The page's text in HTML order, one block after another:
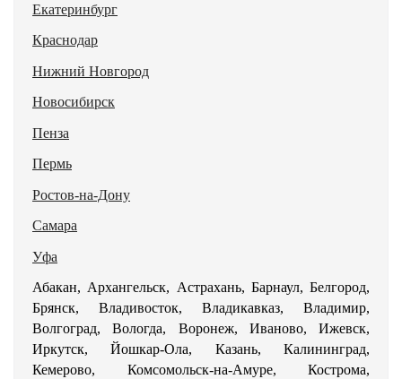
Екатеринбург
Краснодар
Нижний Новгород
Новосибирск
Пенза
Пермь
Ростов-на-Дону
Самара
Уфа
Абакан, Архангельск, Астрахань, Барнаул, Белгород,
Брянск, Владивосток, Владикавказ, Владимир,
Волгоград, Вологда, Воронеж, Иваново, Ижевск,
Иркутск, Йошкар-Ола, Казань, Калининград,
Кемерово, Комсомольск-на-Амуре, Кострома,